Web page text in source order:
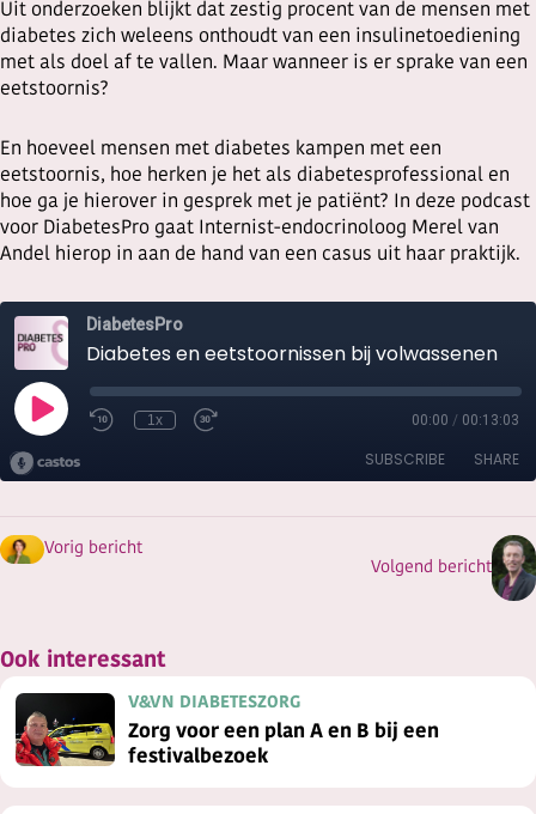
Uit onderzoeken blijkt dat zestig procent van de mensen met
diabetes zich weleens onthoudt van een insulinetoediening
met als doel af te vallen. Maar wanneer is er sprake van een
eetstoornis?
En hoeveel mensen met diabetes kampen met een
eetstoornis, hoe herken je het als diabetesprofessional en
hoe ga je hierover in gesprek met je patiënt? In deze podcast
voor DiabetesPro gaat Internist-endocrinoloog Merel van
Andel hierop in aan de hand van een casus uit haar praktijk.
Vorig bericht
Volgend bericht
Ook interessant
Zorg voor een plan A en B bij een
festivalbezoek
V&VN DIABETESZORG